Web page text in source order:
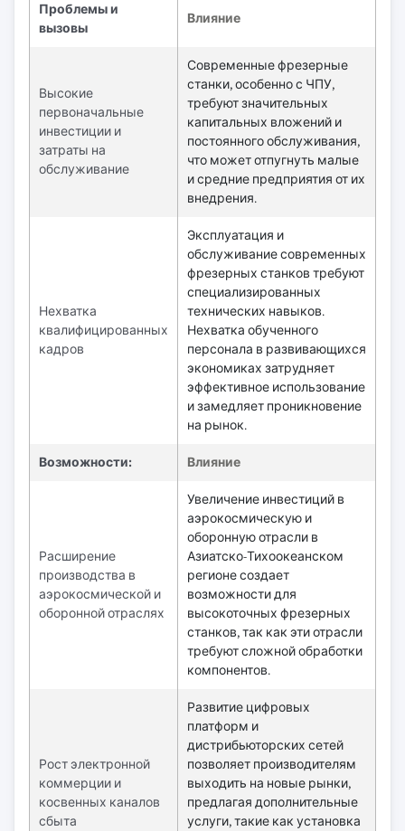
Проблемы и
вызовы
Влияние
Высокие
первоначальные
инвестиции и
затраты на
обслуживание
Современные фрезерные
станки, особенно с ЧПУ,
требуют значительных
капитальных вложений и
постоянного обслуживания,
что может отпугнуть малые
и средние предприятия от их
внедрения.
Нехватка
квалифицированных
кадров
Эксплуатация и
обслуживание современных
фрезерных станков требуют
специализированных
технических навыков.
Нехватка обученного
персонала в развивающихся
экономиках затрудняет
эффективное использование
и замедляет проникновение
на рынок.
Возможности: Влияние
Расширение
производства в
аэрокосмической и
оборонной отраслях
Увеличение инвестиций в
аэрокосмическую и
оборонную отрасли в
Азиатско-Тихоокеанском
регионе создает
возможности для
высокоточных фрезерных
станков, так как эти отрасли
требуют сложной обработки
компонентов.
Рост электронной
коммерции и
косвенных каналов
сбыта
Развитие цифровых
платформ и
дистрибьюторских сетей
позволяет производителям
выходить на новые рынки,
предлагая дополнительные
услуги, такие как установка